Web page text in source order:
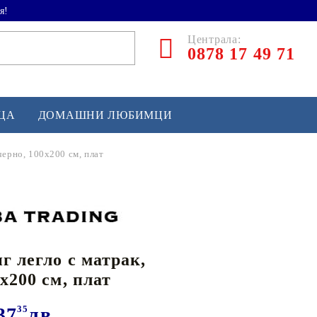
Централа:
0878 17 49 71
и софтбол
и лакрос
спортно оборудване
ДОМАШНИ ЛЮБИМЦИ
100x200 см, плат
легло с матрак,
см, плат
35